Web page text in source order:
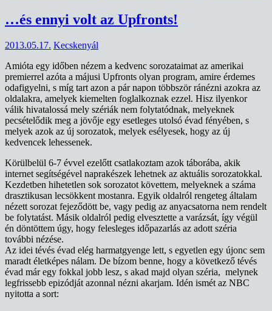
…és ennyi volt az Upfronts!
2013.05.17. Kecskenyál
Amióta egy időben nézem a kedvenc sorozataimat az amerikai
premierrel azóta a májusi Upfronts olyan program, amire érdemes
odafigyelni, s míg tart azon a pár napon többször ránézni azokra az
oldalakra, amelyek kiemelten foglalkoznak ezzel. Hisz ilyenkor
válik hivatalossá mely szériák nem folytatódnak, melyeknek
pecsételődik meg a jövője egy esetleges utolsó évad fényében, s
melyek azok az új sorozatok, melyek esélyesek, hogy az új
kedvencek lehessenek.
Körülbelül 6-7 évvel ezelőtt csatlakoztam azok táborába, akik
internet segítségével naprakészek lehetnek az aktuális sorozatokkal.
Kezdetben hihetetlen sok sorozatot követtem, melyeknek a száma
drasztikusan lecsökkent mostanra. Egyik oldalról rengeteg általam
nézett sorozat fejeződött be, vagy pedig az anyacsatorna nem rendelt
be folytatást. Másik oldalról pedig elvesztette a varázsát, így végül
én döntöttem úgy, hogy felesleges időpazarlás az adott széria
további nézése.
Az idei tévés évad elég harmatgyenge lett, s egyetlen egy újonc sem
maradt életképes nálam. De bízom benne, hogy a következő tévés
évad már egy fokkal jobb lesz, s akad majd olyan széria, melynek
legfrissebb epizódját azonnal nézni akarjam. Idén ismét az NBC
nyitotta a sort: